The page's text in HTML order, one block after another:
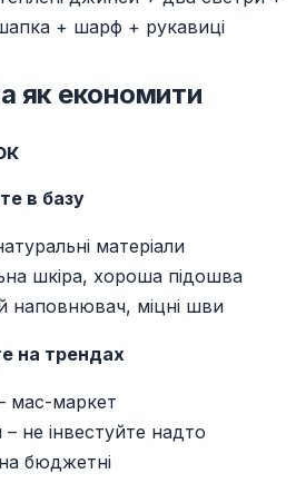
+ шарф + рукавиці
як економити
в базу
матеріали
шкіра, хороша підошва
наповнювач, міцні шви
на трендах
мас-маркет
не інвестуйте надто
бюджетні